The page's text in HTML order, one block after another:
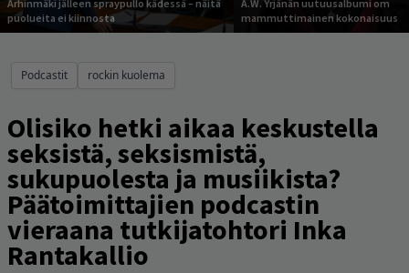
Arhinmäki jälleen spraypullo kädessä – näitä
puolueita ei kiinnosta
A.W. Yrjänän uutuusalbumi om
mammuttimainen kokonaisuus
Podcastit rockin kuolema
Olisiko hetki aikaa keskustella
seksistä, seksismistä,
sukupuolesta ja musiikista?
Päätoimittajien podcastin
vieraana tutkijatohtori Inka
Rantakallio